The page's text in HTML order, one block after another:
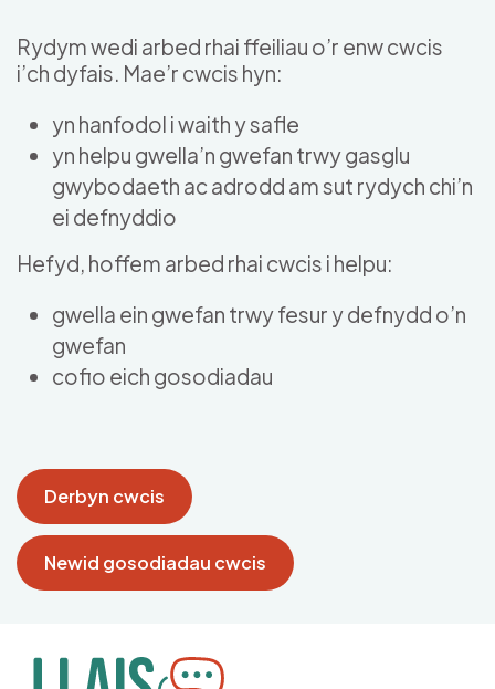
Rydym wedi arbed rhai ffeiliau o’r enw cwcis
i’ch dyfais. Mae’r cwcis hyn:
yn hanfodol i waith y safle
yn helpu gwella’n gwefan trwy gasglu
gwybodaeth ac adrodd am sut rydych chi’n
ei defnyddio
Hefyd, hoffem arbed rhai cwcis i helpu:
gwella ein gwefan trwy fesur y defnydd o’n
gwefan
cofio eich gosodiadau
Derbyn cwcis
Newid gosodiadau cwcis